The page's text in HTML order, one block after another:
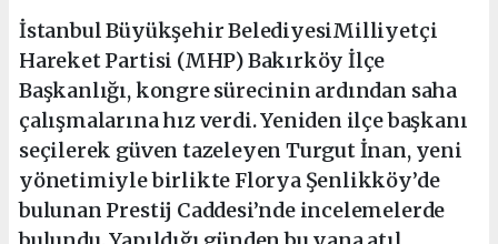
İstanbul Büyükşehir BelediyesiMilliyetçi
Hareket Partisi (MHP) Bakırköy İlçe
Başkanlığı, kongre sürecinin ardından saha
çalışmalarına hız verdi. Yeniden ilçe başkanı
seçilerek güven tazeleyen Turgut İnan, yeni
yönetimiyle birlikte Florya Şenlikköy’de
bulunan Prestij Caddesi’nde incelemelerde